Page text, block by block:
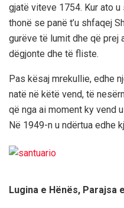
gjatë viteve 1754. Kur ato
thonë se panë t’u shfaqej
gurëve të lumit dhe që prej
dëgjonte dhe të fliste.
Pas kësaj mrekullie, edhe
natë në këtë vend, të
që nga ai moment ky vend
Në 1949-n u ndërtua edhe
Lugina e Hënës, Parajsa